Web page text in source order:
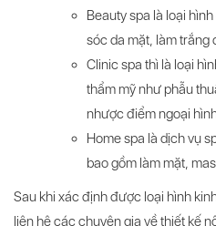
Beauty spa là loại
sóc da mặt, làm trắng
Clinic spa thì là loại
thẩm mỹ như phẫu
nhược điểm ngoại
Home spa là dịch vụ
bao gồm làm mặt,
Sau khi xác định được loại hình
liên hệ các chuyên gia về thiết kế